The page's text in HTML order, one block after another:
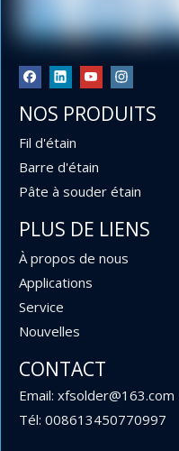
plomb en rouleaux de
l'électronique
NOS PRODUITS
Fil d'étain
Barre d'étain
Pâte à souder étain
PLUS DE LIENS
À propos de nous
Applications
Service
Nouvelles
CONTACT
Email: xfsolder@163.com
Tél: 008613450770997